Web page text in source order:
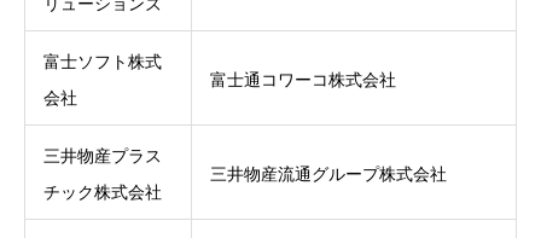
富士ソフト株式
会社
富士通コワーコ株式会社
三井物産プラス
チック株式会社
三井物産流通グループ株式会社